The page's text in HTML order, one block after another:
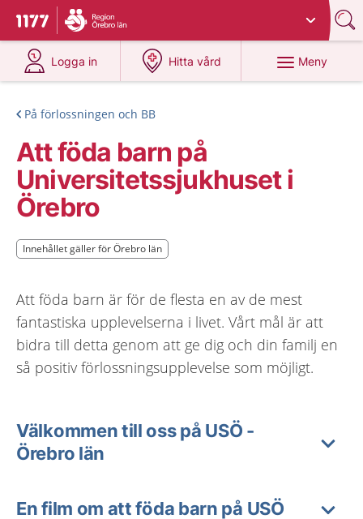
Till startsidan för 1177
Du har valt region
Logga in
på 1177.se
Hitta vård
på 1177.se
Meny
På förlossningen och BB
Att föda barn på
Universitetssjukhuset i
Örebro
Innehållet gäller för Örebro län
Innehållet gäller för Örebro län
Att föda barn är för de flesta en av de mest
fantastiska upplevelserna i livet. Vårt mål är att
bidra till detta genom att ge dig och din familj en
så positiv förlossningsupplevelse som möjligt.
Välkommen till oss på USÖ -
Örebro län
En film om att föda barn på USÖ